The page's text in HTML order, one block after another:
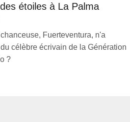
étoiles à La Palma
Fuerteventura, n'a
célèbre écrivain de la Génération
?